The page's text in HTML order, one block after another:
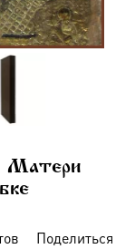
Матери
Поделиться